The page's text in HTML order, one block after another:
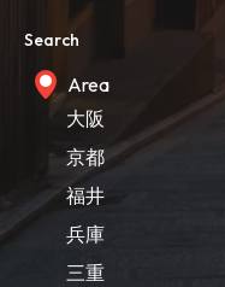
Search
Area
大阪
京都
福井
兵庫
三重